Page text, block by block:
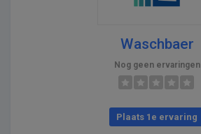
Waschbaer
Nog geen ervaringen
Plaats 1e ervaring